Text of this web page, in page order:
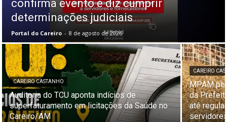
confirma evento e diz cumprir
determinações judiciais
Portal do Careiro - 8 de agosto de 2026
CAREIRO CASTANHO
Auditoria do TCU aponta indícios de
superfaturamento em licitações da Saúde no
Careiro/AM
CAREIRO
MPAM
da
até